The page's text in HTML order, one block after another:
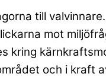
till valvinnare.
mot
kring
och i kraft